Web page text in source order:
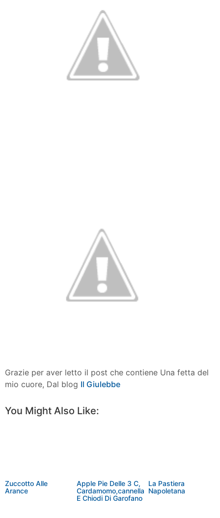
Grazie per aver letto il post che contiene Una fetta del
mio cuore, Dal blog Il Giulebbe
You Might Also Like:
Zuccotto Alle
Arance
Apple Pie Delle 3 C,
Cardamomo,cannella
E Chiodi Di Garofano
La Pastiera
Napoletana